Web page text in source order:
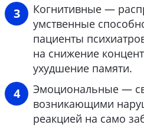
Когнитивные —
умственные
пациенты
на снижение
ухудшение памяти.
Эмоциональные —
возникающими
реакцией на само